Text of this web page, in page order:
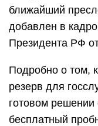
ближайший
добавлен в
Президента РФ
Подробно о том,
резерв для
готовом решении
бесплатный